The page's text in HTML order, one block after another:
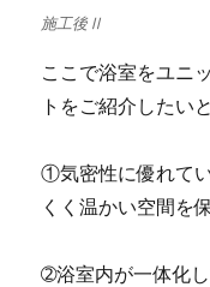
施工後Ⅱ
ここで浴室をユニ
トをご紹介したい
①気密性に優れて
くく温かい空間を
➁浴室内が一体化